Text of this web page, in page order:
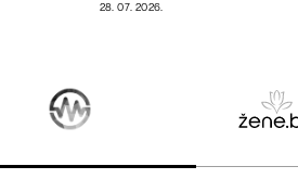
28. 07. 2026.